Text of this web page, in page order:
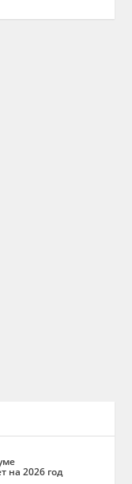
на 2026 год